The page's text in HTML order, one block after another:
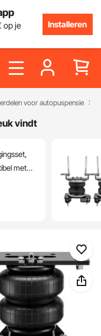
op je
Installeren
voor autopuspensie
vindt
met